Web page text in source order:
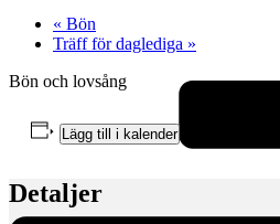
« Bön
Träff för daglediga »
Bön och lovsång
Lägg till i kalender
Detaljer